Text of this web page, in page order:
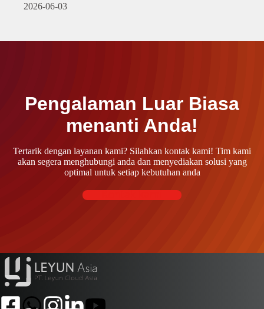
2026-06-03
Pengalaman Luar Biasa
menanti Anda!
Tertarik dengan layanan kami? Silahkan kontak kami! Tim kami
akan segera menghubungi anda dan menyediakan solusi yang
optimal untuk setiap kebutuhan anda
Kontak kami